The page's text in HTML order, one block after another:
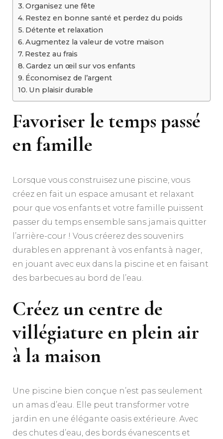
Organisez une fête
Restez en bonne santé et perdez du poids
Détente et relaxation
Augmentez la valeur de votre maison
Restez au frais
Gardez un œil sur vos enfants
Économisez de l’argent
Un plaisir durable
Favoriser le temps passé
en famille
Lorsque vous construisez une piscine, vous
créez en fait un espace amusant et relaxant
pour que vos enfants et votre famille puissent
passer du temps ensemble sans jamais quitter
l’arrière-cour ! Vous créerez des souvenirs
durables en apprenant à vos enfants à nager,
en jouant avec eux dans la piscine et en faisant
des barbecues au bord de l’eau.
Créez un centre de
villégiature en plein air
à la maison
Une piscine bien conçue n’est pas seulement
un amas d’eau. Elle peut transformer votre
jardin en une élégante oasis extérieure. Avec
des chutes d’eau, des bords évanescents et